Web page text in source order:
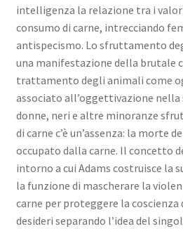
intelligenza la relazione tra i
consumo di carne, intrecciando
antispecismo. Lo sfruttamento
una manifestazione della brutale
trattamento degli animali come
associato all’oggettivazione
donne, neri e altre minoranze
di carne c’è un’assenza: la morte
occupato dalla carne. Il concetto
intorno a cui Adams costruisce la
la funzione di mascherare la
carne per proteggere la coscienza
desideri separando l’idea del